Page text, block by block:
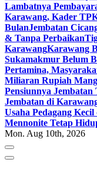
Lambatnya
Karawang, Kader
BulanJembatan
& Tanpa Perbaikan
KarawangKarawang
Sukamakmur Belum
Pertamina,
Miliaran Rupiah
Pensiunnya
Jembatan di
Usaha Pedagang Kecil
Mennonite Tetap
Mon. Aug 10th, 2026